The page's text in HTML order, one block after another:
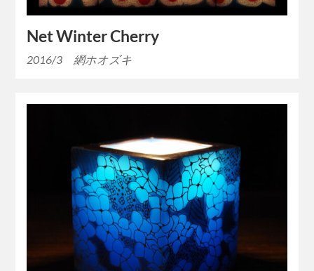
Net Winter Cherry
2016/3 網ホオズキ